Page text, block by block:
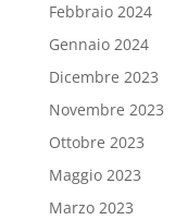
Febbraio 2024
Gennaio 2024
Dicembre 2023
Novembre 2023
Ottobre 2023
Maggio 2023
Marzo 2023